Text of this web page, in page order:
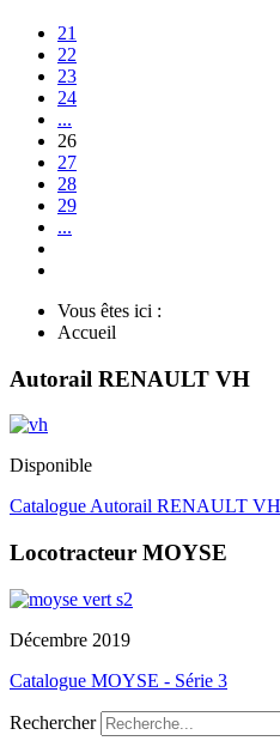
21
22
23
24
...
26
27
28
29
...
Vous êtes ici :
Accueil
Autorail RENAULT VH
Disponible
Catalogue Autorail RENAULT
Locotracteur MOYSE
Décembre 2019
Catalogue MOYSE - Série 3
Rechercher